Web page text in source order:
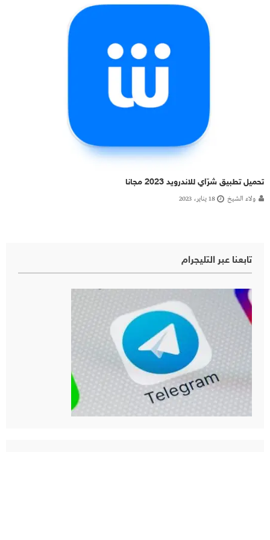
تحميل تطبيق شرّاي للاندرويد 2023 مجانا
ولاء الشيخ 18 يناير، 2023
تابعنا عبر التليجرام